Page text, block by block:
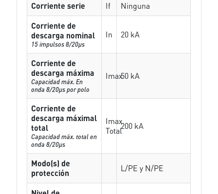
Corriente serie If
Ninguna
Corriente de
descarga nominal
15 impulsos 8/20µs
In 20 kA
Corriente de
descarga máxima
Capacidad máx. En
onda 8/20µs por polo
Imax50 kA
Corriente de
descarga máximal
total
Capacidad máx. total en
onda 8/20µs
Imax
Total200 kA
Modo(s) de
protección
L/PE y N/PE